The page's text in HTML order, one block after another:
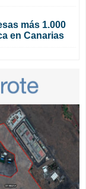
más 1.000
en Canarias